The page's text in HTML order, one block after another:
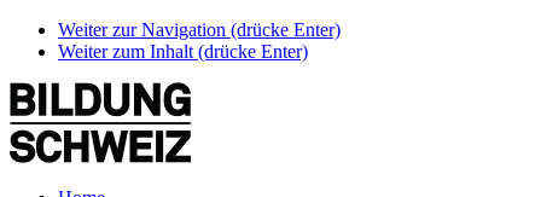
Weiter zur Navigation (drücke Enter)
Weiter zum Inhalt (drücke Enter)